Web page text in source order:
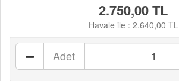
2.750,00 TL
Havale ile : 2.640,00 TL
Adet